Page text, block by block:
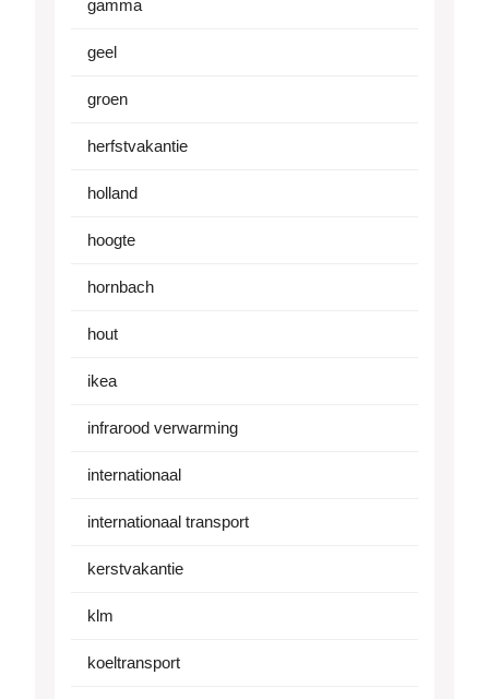
gamma
geel
groen
herfstvakantie
holland
hoogte
hornbach
hout
ikea
infrarood verwarming
internationaal
internationaal transport
kerstvakantie
klm
koeltransport